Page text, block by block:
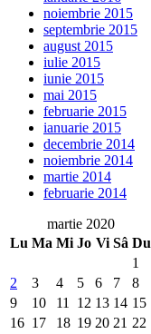
noiembrie 2015
septembrie 2015
august 2015
iulie 2015
iunie 2015
mai 2015
februarie 2015
ianuarie 2015
decembrie 2014
noiembrie 2014
martie 2014
februarie 2014
martie 2020
Lu Ma Mi Jo Vi Sâ Du
1
2
3 4 5 6 7
8
9
10 11 12 13 14 15
16 17 18 19 20 21 22